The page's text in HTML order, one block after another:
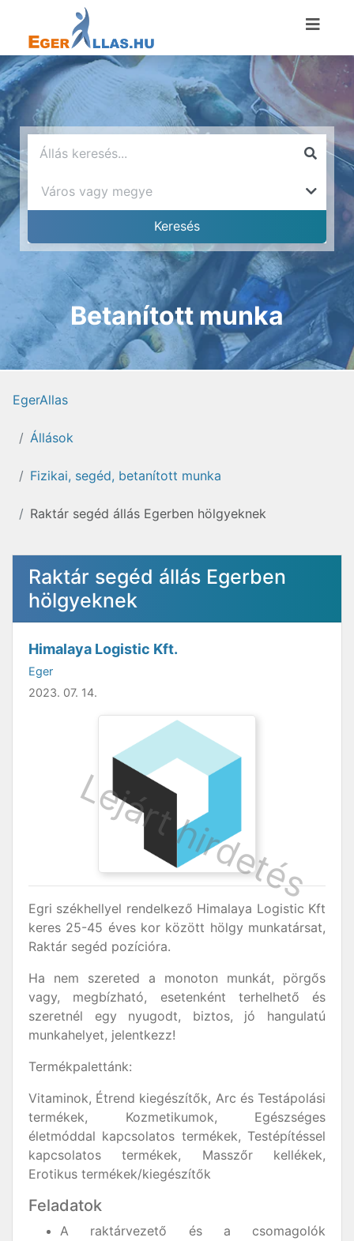
Betanított munka
EgerAllas
Állások
Fizikai, segéd, betanított munka
Raktár segéd állás Egerben hölgyeknek
Raktár segéd állás Egerben
hölgyeknek
Himalaya Logistic Kft.
Eger
2023. 07. 14.
Egri székhellyel rendelkező Himalaya Logistic Kft
keres 25-45 éves kor között hölgy munkatársat,
Raktár segéd pozícióra.
Ha nem szereted a monoton munkát, pörgős
vagy, megbízható, esetenként terhelhető és
szeretnél egy nyugodt, biztos, jó hangulatú
munkahelyet, jelentkezz!
Termékpalettánk:
Vitaminok, Étrend kiegészítők, Arc és Testápolási
termékek, Kozmetikumok, Egészséges
életmóddal kapcsolatos termékek, Testépítéssel
kapcsolatos termékek, Masszőr kellékek,
Erotikus termékek/kiegészítők
Feladatok
A raktárvezető és a csomagolók